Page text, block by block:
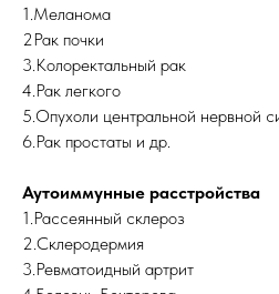
1.Меланома
2Рак почки
3.Колоректальный рак
4.Рак легкого
5.Опухоли центральной нервной
6.Рак простаты и др.
Аутоиммунные расстройства
1.Рассеянный склероз
2.Склеродермия
3.Ревматоидный артрит